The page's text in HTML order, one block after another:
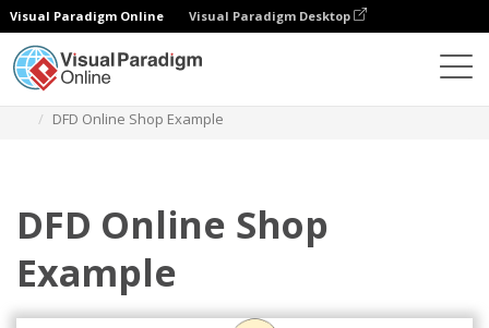
Visual Paradigm Online Visual Paradigm Desktop
DFD Online Shop Example
DFD Online Shop
Example